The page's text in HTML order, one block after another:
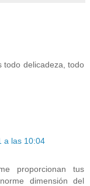
todo delicadeza, todo
a las 10:04
proporcionan tus
dimensión del